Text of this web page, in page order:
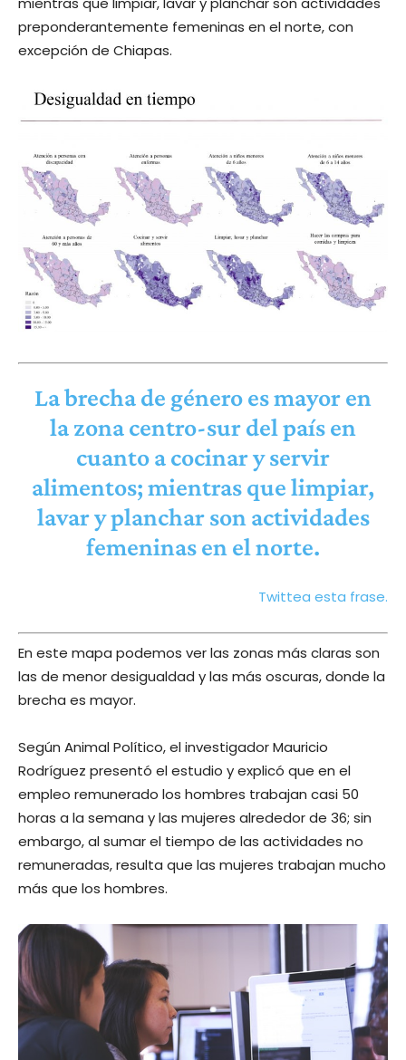
preponderantemente femeninas en el norte, con
excepción de Chiapas.
La brecha de género es mayor en
la zona centro-sur del país en
cuanto a cocinar y servir
alimentos; mientras que limpiar,
lavar y planchar son actividades
femeninas en el norte.
Twittea esta frase.
En este mapa podemos ver las zonas más claras son
las de menor desigualdad y las más oscuras, donde la
brecha es mayor.
Según Animal Político, el investigador Mauricio
Rodríguez presentó el estudio y explicó que en el
empleo remunerado los hombres trabajan casi 50
horas a la semana y las mujeres alrededor de 36; sin
embargo, al sumar el tiempo de las actividades no
remuneradas, resulta que las mujeres trabajan mucho
más que los hombres.